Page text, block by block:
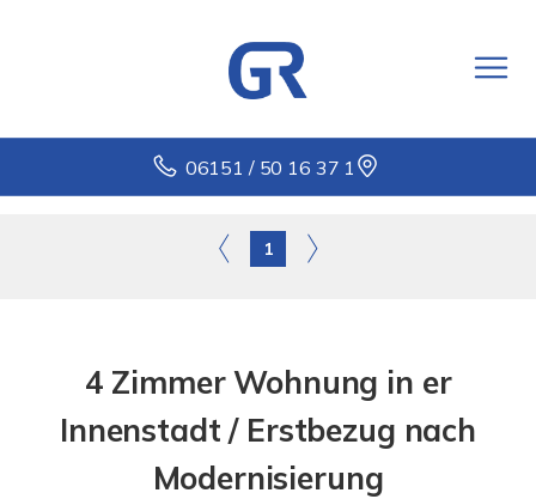
06151 / 50 16 37 1
1
4 Zimmer Wohnung in er
Innenstadt / Erstbezug nach
Modernisierung